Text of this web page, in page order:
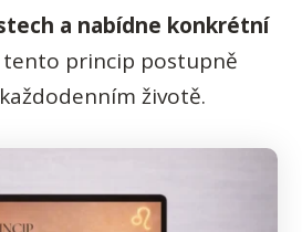
a nabídne konkrétní
tento princip postupně
životě.